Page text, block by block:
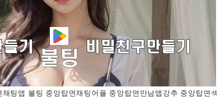
팅앱 불팅 중앙탑면채팅어플 중앙탑면만남앱강추 중앙탑면